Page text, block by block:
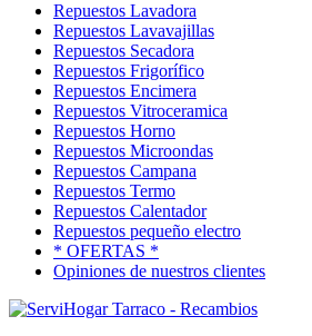
Repuestos Lavadora
Repuestos Lavavajillas
Repuestos Secadora
Repuestos Frigorífico
Repuestos Encimera
Repuestos Vitroceramica
Repuestos Horno
Repuestos Microondas
Repuestos Campana
Repuestos Termo
Repuestos Calentador
Repuestos pequeño electro
* OFERTAS *
Opiniones de nuestros clientes